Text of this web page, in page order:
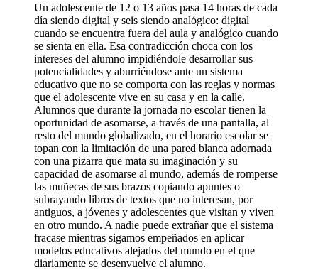
Un adolescente de 12 o 13 años pasa 14 horas de cada
día siendo digital y seis siendo analógico: digital
cuando se encuentra fuera del aula y analógico cuando
se sienta en ella. Esa contradicción choca con los
intereses del alumno impidiéndole desarrollar sus
potencialidades y aburriéndose ante un sistema
educativo que no se comporta con las reglas y normas
que el adolescente vive en su casa y en la calle.
Alumnos que durante la jornada no escolar tienen la
oportunidad de asomarse, a través de una pantalla, al
resto del mundo globalizado, en el horario escolar se
topan con la limitación de una pared blanca adornada
con una pizarra que mata su imaginación y su
capacidad de asomarse al mundo, además de romperse
las muñecas de sus brazos copiando apuntes o
subrayando libros de textos que no interesan, por
antiguos, a jóvenes y adolescentes que visitan y viven
en otro mundo. A nadie puede extrañar que el sistema
fracase mientras sigamos empeñados en aplicar
modelos educativos alejados del mundo en el que
diariamente se desenvuelve el alumno.